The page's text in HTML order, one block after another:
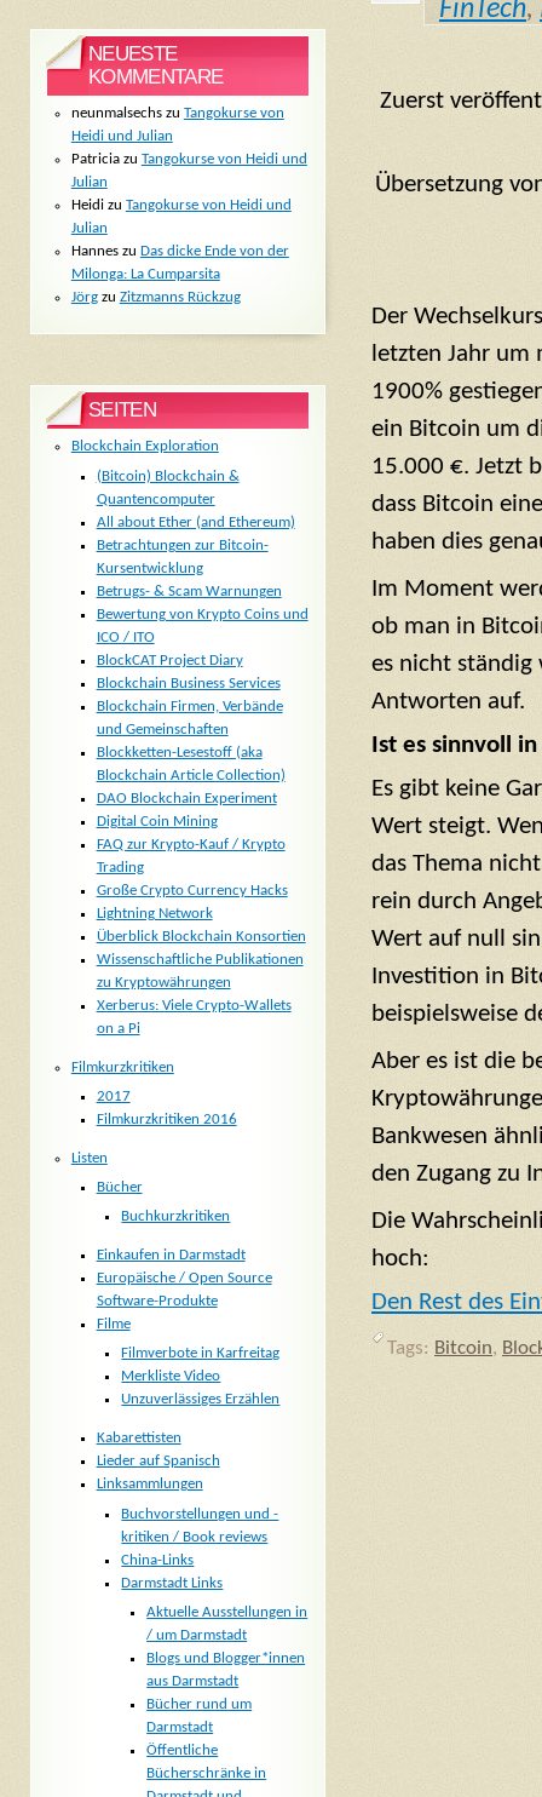
FinTech,
Zuerst
Übersetzung
Der
letzten Jahr um
1900%
ein Bitcoin um
15.000 €. Jetzt
dass Bitcoin
haben dies
Im Moment
ob man in
es nicht ständig
Antworten auf.
Ist es sinnvoll
Es gibt keine
Wert steigt.
das Thema
rein durch
Wert auf null
Investition in
beispielsweise
Aber es ist die
Bankwesen
den Zugang zu
Die
hoch:
Den Rest des
Tags: Bitcoin,
NEUESTE
KOMMENTARE
neunmalsechszu Tangokurse von
Heidi und Julian
Patriciazu Tangokurse von Heidi und
Julian
Heidizu Tangokurse von Heidi und
Julian
Hanneszu Das dicke Ende von der
Milonga: La Cumparsita
Jörgzu Zitzmanns Rückzug
SEITEN
Blockchain Exploration
(Bitcoin) Blockchain &
Quantencomputer
All about Ether (and Ethereum)
Betrachtungen zur Bitcoin-
Kursentwicklung
Betrugs- & Scam Warnungen
Bewertung von Krypto Coins und
ICO / ITO
BlockCAT Project Diary
Blockchain Business Services
Blockchain Firmen, Verbände
und Gemeinschaften
Blockketten-Lesestoff (aka
Blockchain Article Collection)
DAO Blockchain Experiment
Digital Coin Mining
FAQ zur Krypto-Kauf / Krypto
Trading
Große Crypto Currency Hacks
Lightning Network
Überblick Blockchain Konsortien
Wissenschaftliche Publikationen
zu Kryptowährungen
Xerberus: Viele Crypto-Wallets
on a Pi
Filmkurzkritiken
2017
Filmkurzkritiken 2016
Listen
Bücher
Buchkurzkritiken
Einkaufen in Darmstadt
Europäische / Open Source
Software-Produkte
Filme
Filmverbote in Karfreitag
Merkliste Video
Unzuverlässiges Erzählen
Kabarettisten
Lieder auf Spanisch
Linksammlungen
Buchvorstellungen und -
kritiken / Book reviews
China-Links
Darmstadt Links
Aktuelle Ausstellungen in
/ um Darmstadt
Blogs und Blogger*innen
aus Darmstadt
Bücher rund um
Darmstadt
Öffentliche
Bücherschränke in